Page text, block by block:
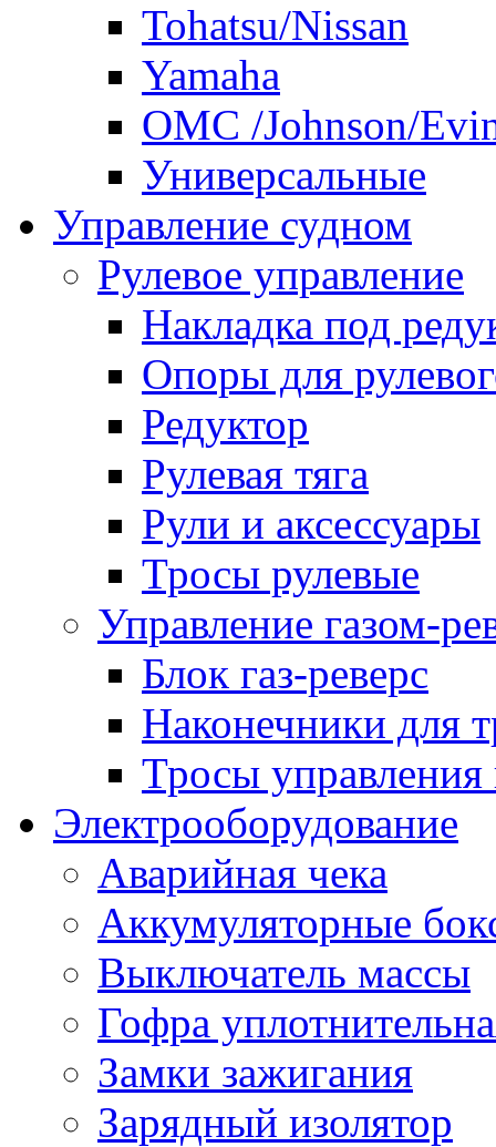
Tohatsu/Nissan
Yamaha
ОМС /Johnson/
Универсальные
Управление судном
Рулевое управление
Накладка под
Опоры для
Редуктор
Рулевая тяга
Рули и аксессуары
Тросы рулевые
Управление газом-
Блок газ-реверс
Наконечники для
Тросы управления
Электрооборудование
Аварийная чека
Аккумуляторные
Выключатель массы
Гофра
Замки зажигания
Зарядный изолятор